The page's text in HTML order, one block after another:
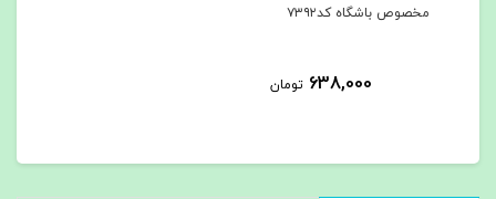
مخصوص باشگاه کد۷۳۹۲
638,000 تومان